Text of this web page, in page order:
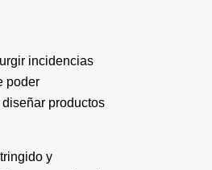
incidencias
poder
productos
y